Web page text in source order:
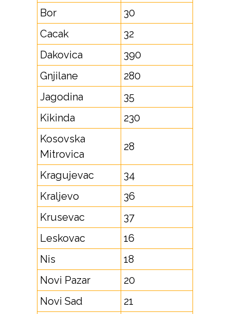
Bor
30
Cacak
32
Dakovica
390
Gnjilane
280
Jagodina
35
Kikinda
230
Kosovska
Mitrovica
28
Kragujevac
34
Kraljevo
36
Krusevac
37
Leskovac
16
Nis
18
Novi Pazar
20
Novi Sad
21